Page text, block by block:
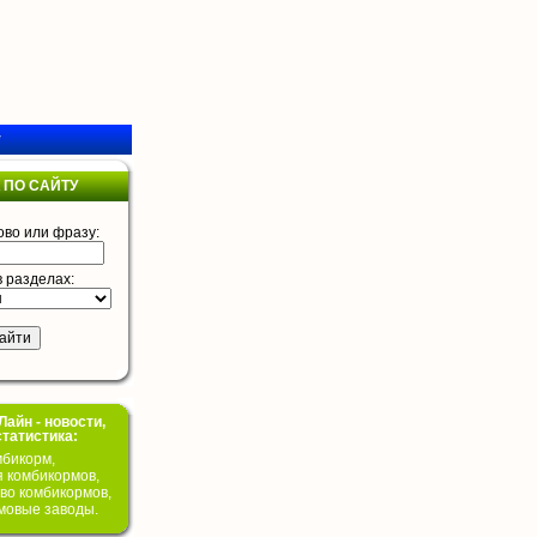
САЙТУ
или фразу:
разделах:
- новости,
комбикормов,
комбикормов,
заводы.